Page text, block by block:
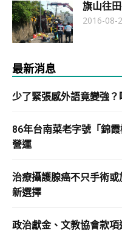
旗山往
2016-08-
最新消息
少了緊張感外語竟變強
86年台南菜老字號「錦
營運
治療攝護腺癌不只手術
新選擇
政治獻金、文教協會款